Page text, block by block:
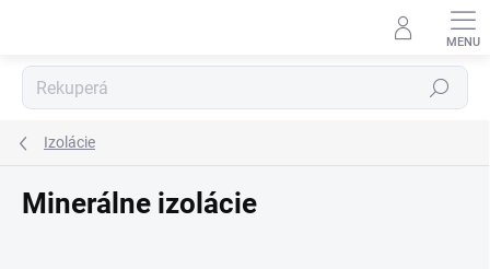
Hľadať
Izolácie
Minerálne izolácie